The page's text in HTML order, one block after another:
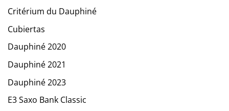
Critérium du Dauphiné
Cubiertas
Dauphiné 2020
Dauphiné 2021
Dauphiné 2023
E3 Saxo Bank Classic